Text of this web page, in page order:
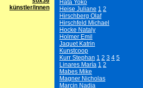
Hata Yoko
Heise Juliane 1 2
Hirschberg Olaf
Hirschfeld Michael
Hocke Nataly
Holmer Emil
Jaquet Katrin
Kunstcoop
Kurr Stephan 1 2 3 4 5
Linares María 1 2
Mabes Mike
Magner Nicholas
Marcin Nadja
künstler/innen